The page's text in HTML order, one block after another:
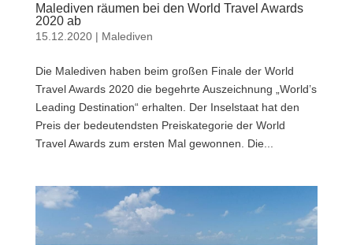
Malediven räumen bei den World Travel Awards
2020 ab
15.12.2020| Malediven
Die Malediven haben beim großen Finale der World
Travel Awards 2020 die begehrte Auszeichnung „World’s
Leading Destination“ erhalten. Der Inselstaat hat den
Preis der bedeutendsten Preiskategorie der World
Travel Awards zum ersten Mal gewonnen. Die...